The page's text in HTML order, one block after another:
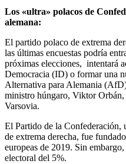
Los «ultra» polacos de
alemana:
El partido polaco de extrema
las últimas encuestas podría
próximas elecciones, intentará
Democracia (ID) o formar una
Alternativa para Alemania
ministro húngaro, Viktor Orbán,
Varsovia.
El Partido de la Confederación,
de extrema derecha, fue
europeas de 2019. Sin
electoral del 5%.